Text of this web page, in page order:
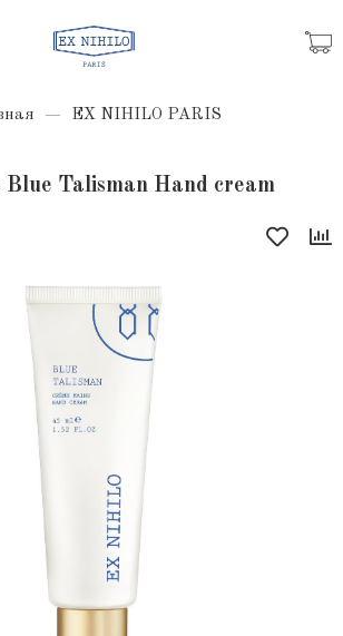
EX NIHILO PARIS
Blue Talisman Hand cream